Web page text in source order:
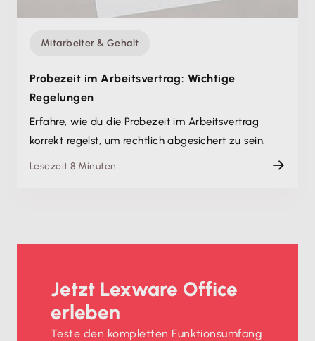
Mitarbeiter & Gehalt
Probezeit im Arbeitsvertrag: Wichtige
Regelungen
Erfahre, wie du die Probezeit im Arbeitsvertrag
korrekt regelst, um rechtlich abgesichert zu sein.
Lesezeit 8 Minuten
Jetzt Lexware Office
erleben
Teste den kompletten Funktionsumfang